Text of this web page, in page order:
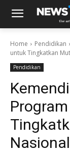
Home Pendidikan
untuk Tingkatkan
Pendidikan
Nasional